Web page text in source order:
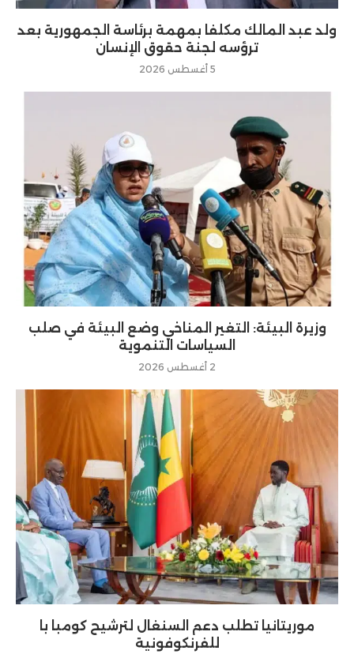
ولد عبد المالك مكلفا بمهمة برئاسة الجمهورية بعد
ترؤسه لجنة حقوق الإنسان
5 أغسطس 2026
وزيرة البيئة: التغير المناخي وضع البيئة في صلب
السياسات التنموية
2 أغسطس 2026
موريتانيا تطلب دعم السنغال لترشيح كومبا با
للفرنكوفونية